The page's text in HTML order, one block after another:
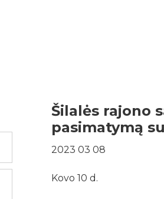
Šilalės rajono
pasimatymą
2023 03 08
Kovo 10 d.